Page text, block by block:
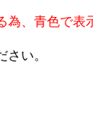
、青色で表
い。